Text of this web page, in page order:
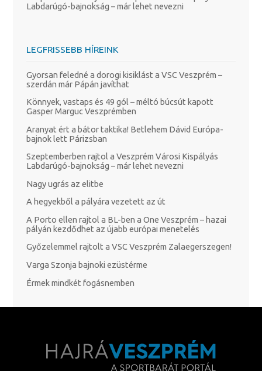
Labdarúgó-bajnokság – már lehet nevezni
LEGFRISSEBB HÍREINK
Gyorsan feledné a dorogi kisiklást a VSC Veszprém –
szerdán már Pápán javíthat
Könnyek, vastaps és 49 gól – méltó búcsút kapott
Gasper Marguc Veszprémben
Aranyat ért a bátor taktika! Betlehem Dávid Európa-
bajnok lett Párizsban
Szeptemberben rajtol a Veszprém Városi Kispályás
Labdarúgó-bajnokság – már lehet nevezni
Nagy ugrás az elitbe
A hegyekből a pályára vezetett az út
A Porto ellen rajtol a BL-ben a One Veszprém – hazai
pályán kezdődhet az újabb európai menetelés
Győzelemmel rajtolt a VSC Veszprém Zalaegerszegen!
Varga Szonja bajnoki ezüstérme
Érmek mindkét fogásnemben